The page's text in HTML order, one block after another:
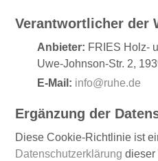
Verantwortlicher der
Anbieter: FRIES Holz-
Uwe-Johnson-Str. 2,
E-Mail: info@ruhe.de
Ergänzung der
Diese Cookie-Richtlinie ist
Datenschutzerklärung dieser